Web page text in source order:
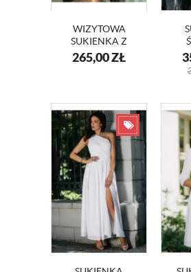
WIZYTOWA
SUKIENKA Z
KOPERTOWYM
DEKOLTEM
265,00ZŁ